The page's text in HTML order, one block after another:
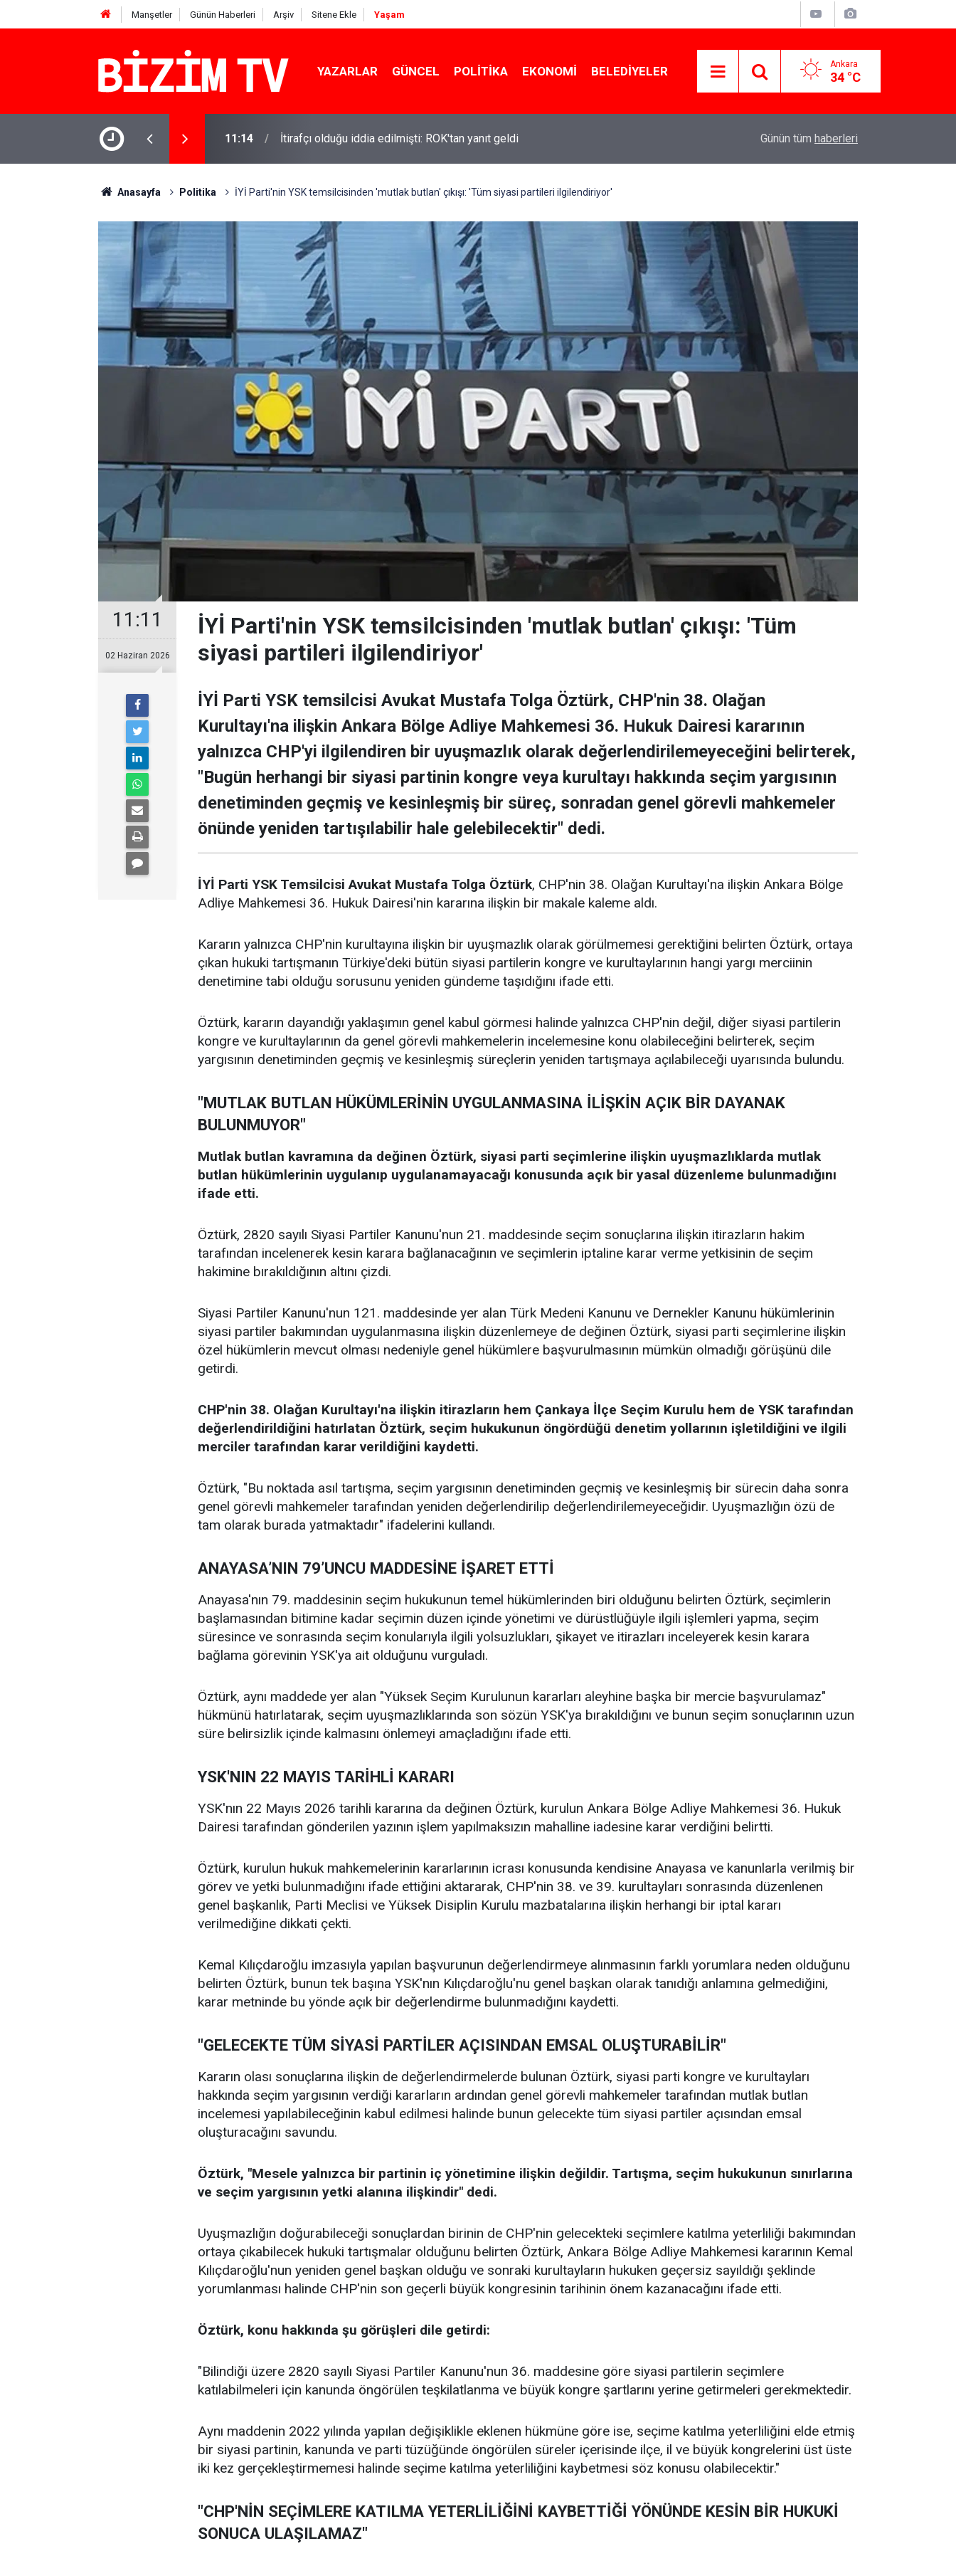
Manşetler Günün Haberleri Arşiv Sitene Ekle Yaşam
YAZARLAR GÜNCEL POLITIKA EKONOMI BELEDIYELER Ankara
34 °C
11:10 Yusuf Tekin açıkladı: YKS değişecek mi? Lüks yok, şatafat yok: YENİ Parti kapılarını açtı
Günün tüm haberleri
Anasayfa Politika İYİ Parti'nin YSK temsilcisinden 'mutlak butlan' çıkışı: 'Tüm siyasi partileri ilgilendiriyor'
11:11
02 Haziran 2026
İYİ Parti'nin YSK temsilcisinden 'mutlak butlan' çıkışı: 'Tüm
siyasi partileri ilgilendiriyor'
İYİ Parti YSK temsilcisi Avukat Mustafa Tolga Öztürk, CHP'nin 38. Olağan
Kurultayı'na ilişkin Ankara Bölge Adliye Mahkemesi 36. Hukuk Dairesi kararının
yalnızca CHP'yi ilgilendiren bir uyuşmazlık olarak değerlendirilemeyeceğini belirterek,
"Bugün herhangi bir siyasi partinin kongre veya kurultayı hakkında seçim yargısının
denetiminden geçmiş ve kesinleşmiş bir süreç, sonradan genel görevli mahkemeler
önünde yeniden tartışılabilir hale gelebilecektir" dedi.
İYİ Parti YSK Temsilcisi Avukat Mustafa Tolga Öztürk, CHP'nin 38. Olağan Kurultayı'na ilişkin Ankara Bölge
Adliye Mahkemesi 36. Hukuk Dairesi'nin kararına ilişkin bir makale kaleme aldı.
Kararın yalnızca CHP'nin kurultayına ilişkin bir uyuşmazlık olarak görülmemesi gerektiğini belirten Öztürk, ortaya
çıkan hukuki tartışmanın Türkiye'deki bütün siyasi partilerin kongre ve kurultaylarının hangi yargı merciinin
denetimine tabi olduğu sorusunu yeniden gündeme taşıdığını ifade etti.
Öztürk, kararın dayandığı yaklaşımın genel kabul görmesi halinde yalnızca CHP'nin değil, diğer siyasi partilerin
kongre ve kurultaylarının da genel görevli mahkemelerin incelemesine konu olabileceğini belirterek, seçim
yargısının denetiminden geçmiş ve kesinleşmiş süreçlerin yeniden tartışmaya açılabileceği uyarısında bulundu.
"MUTLAK BUTLAN HÜKÜMLERİNİN UYGULANMASINA İLİŞKİN AÇIK BİR DAYANAK
BULUNMUYOR"
Mutlak butlan kavramına da değinen Öztürk, siyasi parti seçimlerine ilişkin uyuşmazlıklarda mutlak
butlan hükümlerinin uygulanıp uygulanamayacağı konusunda açık bir yasal düzenleme bulunmadığını
ifade etti.
Öztürk, 2820 sayılı Siyasi Partiler Kanunu'nun 21. maddesinde seçim sonuçlarına ilişkin itirazların hakim
tarafından incelenerek kesin karara bağlanacağının ve seçimlerin iptaline karar verme yetkisinin de seçim
hakimine bırakıldığının altını çizdi.
Siyasi Partiler Kanunu'nun 121. maddesinde yer alan Türk Medeni Kanunu ve Dernekler Kanunu hükümlerinin
siyasi partiler bakımından uygulanmasına ilişkin düzenlemeye de değinen Öztürk, siyasi parti seçimlerine ilişkin
özel hükümlerin mevcut olması nedeniyle genel hükümlere başvurulmasının mümkün olmadığı görüşünü dile
getirdi.
CHP'nin 38. Olağan Kurultayı'na ilişkin itirazların hem Çankaya İlçe Seçim Kurulu hem de YSK tarafından
değerlendirildiğini hatırlatan Öztürk, seçim hukukunun öngördüğü denetim yollarının işletildiğini ve ilgili
merciler tarafından karar verildiğini kaydetti.
Öztürk, "Bu noktada asıl tartışma, seçim yargısının denetiminden geçmiş ve kesinleşmiş bir sürecin daha sonra
genel görevli mahkemeler tarafından yeniden değerlendirilip değerlendirilemeyeceğidir. Uyuşmazlığın özü de
tam olarak burada yatmaktadır" ifadelerini kullandı.
ANAYASA’NIN 79’UNCU MADDESİNE İŞARET ETTİ
Anayasa'nın 79. maddesinin seçim hukukunun temel hükümlerinden biri olduğunu belirten Öztürk, seçimlerin
başlamasından bitimine kadar seçimin düzen içinde yönetimi ve dürüstlüğüyle ilgili işlemleri yapma, seçim
süresince ve sonrasında seçim konularıyla ilgili yolsuzlukları, şikayet ve itirazları inceleyerek kesin karara
bağlama görevinin YSK'ya ait olduğunu vurguladı.
Öztürk, aynı maddede yer alan "Yüksek Seçim Kurulunun kararları aleyhine başka bir mercie başvurulamaz"
hükmünü hatırlatarak, seçim uyuşmazlıklarında son sözün YSK'ya bırakıldığını ve bunun seçim sonuçlarının uzun
süre belirsizlik içinde kalmasını önlemeyi amaçladığını ifade etti.
YSK'NIN 22 MAYIS TARİHLİ KARARI
YSK'nın 22 Mayıs 2026 tarihli kararına da değinen Öztürk, kurulun Ankara Bölge Adliye Mahkemesi 36. Hukuk
Dairesi tarafından gönderilen yazının işlem yapılmaksızın mahalline iadesine karar verdiğini belirtti.
Öztürk, kurulun hukuk mahkemelerinin kararlarının icrası konusunda kendisine Anayasa ve kanunlarla verilmiş bir
görev ve yetki bulunmadığını ifade ettiğini aktararak, CHP'nin 38. ve 39. kurultayları sonrasında düzenlenen
genel başkanlık, Parti Meclisi ve Yüksek Disiplin Kurulu mazbatalarına ilişkin herhangi bir iptal kararı
verilmediğine dikkati çekti.
Kemal Kılıçdaroğlu imzasıyla yapılan başvurunun değerlendirmeye alınmasının farklı yorumlara neden olduğunu
belirten Öztürk, bunun tek başına YSK'nın Kılıçdaroğlu'nu genel başkan olarak tanıdığı anlamına gelmediğini,
karar metninde bu yönde açık bir değerlendirme bulunmadığını kaydetti.
"GELECEKTE TÜM SİYASİ PARTİLER AÇISINDAN EMSAL OLUŞTURABİLİR"
Kararın olası sonuçlarına ilişkin de değerlendirmelerde bulunan Öztürk, siyasi parti kongre ve kurultayları
hakkında seçim yargısının verdiği kararların ardından genel görevli mahkemeler tarafından mutlak butlan
incelemesi yapılabileceğinin kabul edilmesi halinde bunun gelecekte tüm siyasi partiler açısından emsal
oluşturacağını savundu.
Öztürk, "Mesele yalnızca bir partinin iç yönetimine ilişkin değildir. Tartışma, seçim hukukunun sınırlarına
ve seçim yargısının yetki alanına ilişkindir" dedi.
Uyuşmazlığın doğurabileceği sonuçlardan birinin de CHP'nin gelecekteki seçimlere katılma yeterliliği bakımından
ortaya çıkabilecek hukuki tartışmalar olduğunu belirten Öztürk, Ankara Bölge Adliye Mahkemesi kararının Kemal
Kılıçdaroğlu'nun yeniden genel başkan olduğu ve sonraki kurultayların hukuken geçersiz sayıldığı şeklinde
yorumlanması halinde CHP'nin son geçerli büyük kongresinin tarihinin önem kazanacağını ifade etti.
Öztürk, konu hakkında şu görüşleri dile getirdi:
"Bilindiği üzere 2820 sayılı Siyasi Partiler Kanunu'nun 36. maddesine göre siyasi partilerin seçimlere
katılabilmeleri için kanunda öngörülen teşkilatlanma ve büyük kongre şartlarını yerine getirmeleri gerekmektedir.
Aynı maddenin 2022 yılında yapılan değişiklikle eklenen hükmüne göre ise, seçime katılma yeterliliğini elde etmiş
bir siyasi partinin, kanunda ve parti tüzüğünde öngörülen süreler içerisinde ilçe, il ve büyük kongrelerini üst üste
iki kez gerçekleştirmemesi halinde seçime katılma yeterliliğini kaybetmesi söz konusu olabilecektir."
"CHP'NİN SEÇİMLERE KATILMA YETERLİLİĞİNİ KAYBETTİĞİ YÖNÜNDE KESİN BİR HUKUKİ
SONUCA ULAŞILAMAZ"